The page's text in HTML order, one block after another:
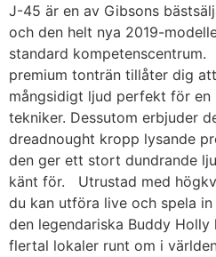
J-45 är en av Gibsons
och den helt nya 2019-
standard
premium tonträn tillåter dig
mångsidigt ljud perfekt för en
tekniker. Dessutom erbjuder
dreadnought kropp lysande
den ger ett stort dundrande
känt för. Utrustad med
du kan utföra live och spela
den legendariska Buddy
flertal lokaler runt om i